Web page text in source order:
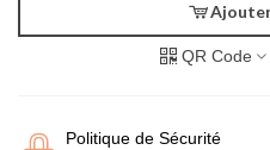
QR Code
Politique de Sécurité